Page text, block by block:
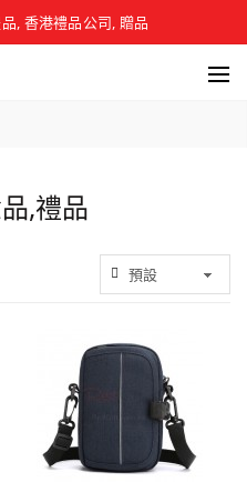
, 香港禮品公司, 贈品
,禮品